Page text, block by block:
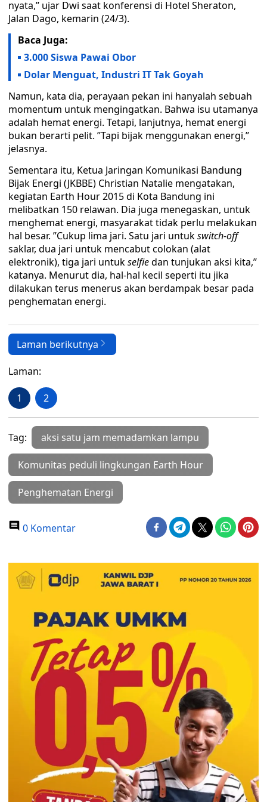
nyata,’’ ujar Dwi saat konferensi di Hotel Sheraton,
Jalan Dago, kemarin (24/3).
Baca Juga:
3.000 Siswa Pawai Obor
Dolar Menguat, Industri IT Tak Goyah
Namun, kata dia, perayaan pekan ini hanyalah sebuah
momentum untuk mengingatkan. Bahwa isu utamanya
adalah hemat energi. Tetapi, lanjutnya, hemat energi
bukan berarti pelit. ’’Tapi bijak menggunakan energi,’’
jelasnya.
Sementara itu, Ketua Jaringan Komunikasi Bandung
Bijak Energi (JKBBE) Christian Natalie mengatakan,
kegiatan Earth Hour 2015 di Kota Bandung ini
melibatkan 150 relawan. Dia juga menegaskan, untuk
menghemat energi, masyarakat tidak perlu melakukan
hal besar. ’’Cukup lima jari. Satu jari untukswitch-off
saklar, dua jari untuk mencabut colokan (alat
elektronik), tiga jari untukselfiedan tunjukan aksi kita,’’
katanya. Menurut dia, hal-hal kecil seperti itu jika
dilakukan terus menerus akan berdampak besar pada
penghematan energi.
Laman berikutnya
Laman:
1 2
Tag: aksi satu jam memadamkan lampu
Komunitas peduli lingkungan Earth Hour
Penghematan Energi
0 Komentar